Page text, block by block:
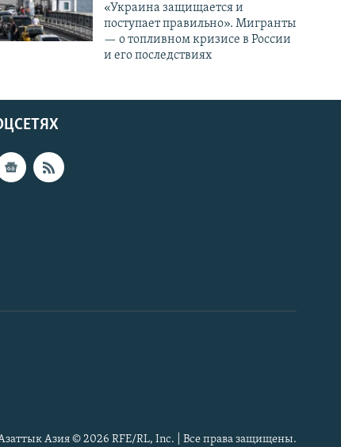
«Украина защищается и
поступает правильно». Мигранты
— о топливном кризисе в России
и его последствиях
Азия © 2026 RFE/RL, Inc. | Все права защищены.